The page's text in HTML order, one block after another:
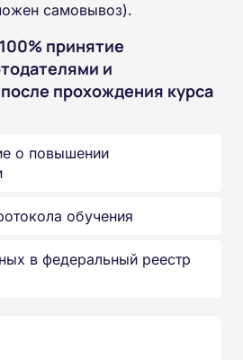
самовывоз).
принятие
и
прохождения курса
о повышении
обучения
в федеральный реестр